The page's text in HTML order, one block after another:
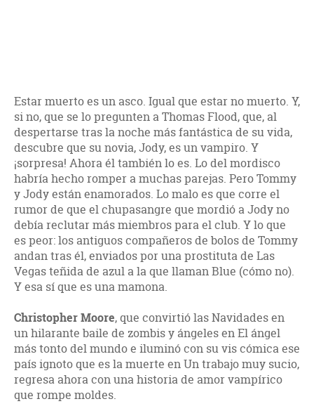
Estar muerto es un asco. Igual que estar no muerto. Y,
si no, que se lo pregunten a Thomas Flood, que, al
despertarse tras la noche más fantástica de su vida,
descubre que su novia, Jody, es un vampiro. Y
¡sorpresa! Ahora él también lo es. Lo del mordisco
habría hecho romper a muchas parejas. Pero Tommy
y Jody están enamorados. Lo malo es que corre el
rumor de que el chupasangre que mordió a Jody no
debía reclutar más miembros para el club. Y lo que
es peor: los antiguos compañeros de bolos de Tommy
andan tras él, enviados por una prostituta de Las
Vegas teñida de azul a la que llaman Blue (cómo no).
Y esa sí que es una mamona.
Christopher Moore, que convirtió las Navidades en
un hilarante baile de zombis y ángeles en El ángel
más tonto del mundo e iluminó con su vis cómica ese
país ignoto que es la muerte en Un trabajo muy sucio,
regresa ahora con una historia de amor vampírico
que rompe moldes.